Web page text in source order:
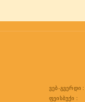
ვებ-გვერდი :
ფეისბუქი :